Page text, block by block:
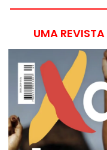
UMA